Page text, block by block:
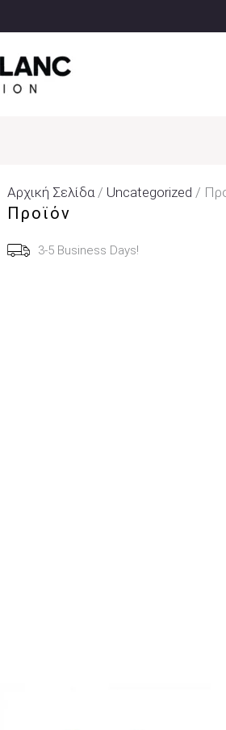
Αρχική Σελίδα/ Uncategorized /
Προϊόν
3-5 Business Days!